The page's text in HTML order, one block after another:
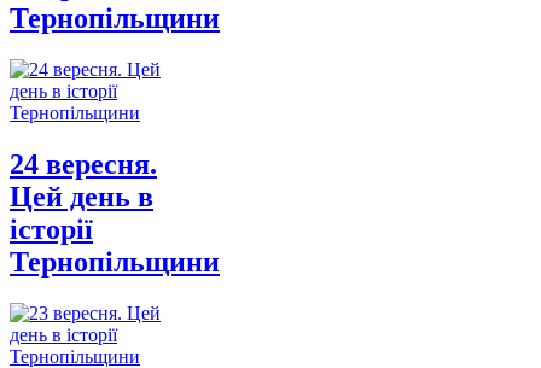
Тернопільщини
24 вересня.
Цей день в
історії
Тернопільщини